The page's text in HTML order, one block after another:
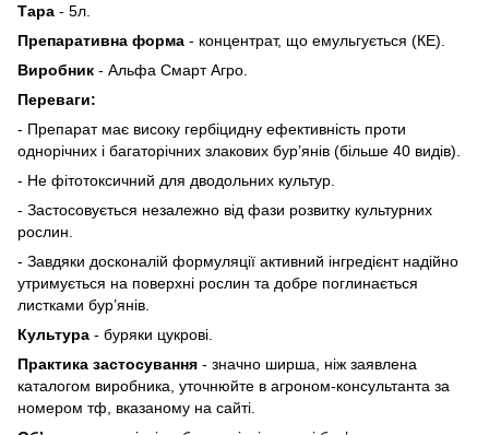
Тара - 5л.
Препаративна форма - концентрат, що емульгується (КЕ).
Виробник - Альфа Смарт Агро.
Переваги:
- Препарат має високу гербіцидну ефективність проти
однорічних і багаторічних злакових бур’янів (більше 40 видів).
- Не фітотоксичний для дводольних культур.
- Застосовується незалежно від фази розвитку культурних
рослин.
- Завдяки досконалій формуляції активний інгредієнт надійно
утримується на поверхні рослин та добре поглинається
листками бур’янів.
Культура - буряки цукрові.
Практика застосування - значно ширша, ніж заявлена
каталогом виробника, уточнюйте в агроном-консультанта за
номером тф, вказаному на сайті.